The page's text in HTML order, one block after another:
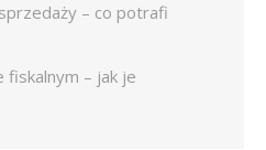
– co potrafi
fiskalnym – jak je